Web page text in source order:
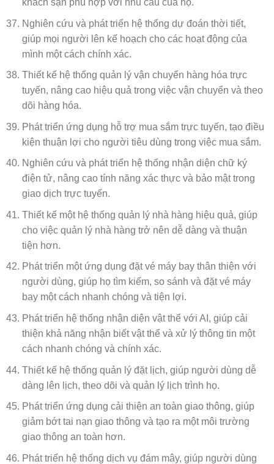
khách sạn phù hợp với nhu cầu của họ.
Nghiên cứu và phát triển hệ thống dự đoán thời tiết,
giúp mọi người lên kế hoạch cho các hoạt động của
mình một cách chính xác.
Thiết kế hệ thống quản lý vận chuyển hàng hóa trực
tuyến, nâng cao hiệu quả trong việc vận chuyển và theo
dõi hàng hóa.
Phát triển ứng dụng hỗ trợ mua sắm trực tuyến, tạo điều
kiện thuận lợi cho người tiêu dùng trong việc mua sắm.
Nghiên cứu và phát triển hệ thống nhận diện chữ ký
điện tử, nâng cao tính năng xác thực và bảo mật trong
giao dịch trực tuyến.
Thiết kế một hệ thống quản lý nhà hàng hiệu quả, giúp
cho việc quản lý nhà hàng trở nên dễ dàng và thuận
tiện hơn.
Phát triển một ứng dụng đặt vé máy bay thân thiện với
người dùng, giúp họ tìm kiếm, so sánh và đặt vé máy
bay một cách nhanh chóng và tiện lợi.
Phát triển hệ thống nhận diện vật thể với AI, giúp cải
thiện khả năng nhận biết vật thể và xử lý thông tin một
cách nhanh chóng và chính xác.
Thiết kế hệ thống quản lý đặt lịch, giúp người dùng dễ
dàng lên lịch, theo dõi và quản lý lịch trình họ.
Phát triển ứng dụng cải thiện an toàn giao thông, giúp
giảm bớt tai nạn giao thông và tạo ra một môi trường
giao thông an toàn hơn.
Phát triển hệ thống dịch vụ đám mây, giúp người dùng